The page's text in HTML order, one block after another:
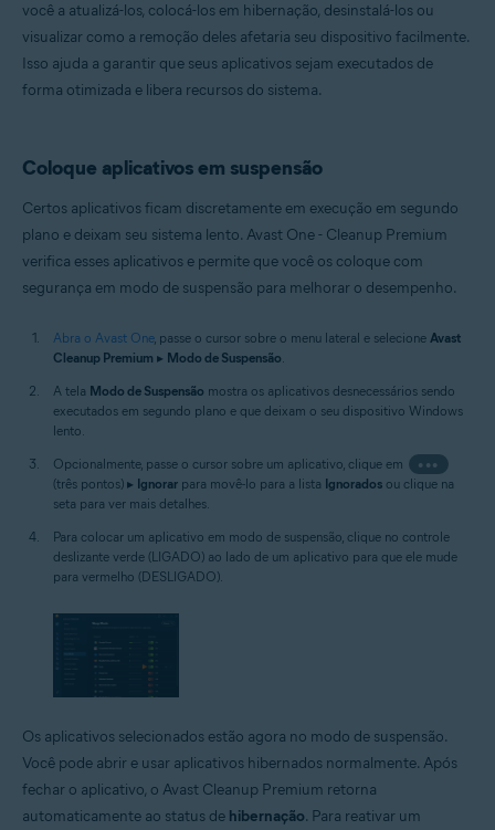
você a atualizá-los, colocá-los em hibernação, desinstalá-los ou
visualizar como a remoção deles afetaria seu dispositivo facilmente.
Isso ajuda a garantir que seus aplicativos sejam executados de
forma otimizada e libera recursos do sistema.
Coloque aplicativos em suspensão
Certos aplicativos ficam discretamente em execução em segundo
plano e deixam seu sistema lento. Avast One - Cleanup Premium
verifica esses aplicativos e permite que você os coloque com
segurança em modo de suspensão para melhorar o desempenho.
Abra o Avast One, passe o cursor sobre o menu lateral e selecione Avast
Cleanup Premium ▸ Modo de Suspensão.
A tela Modo de Suspensão mostra os aplicativos desnecessários sendo
executados em segundo plano e que deixam o seu dispositivo Windows
lento.
Opcionalmente, passe o cursor sobre um aplicativo, clique em
•••
(três pontos) ▸ Ignorar para movê-lo para a lista Ignorados ou clique na
seta para ver mais detalhes.
Para colocar um aplicativo em modo de suspensão, clique no controle
deslizante verde (LIGADO) ao lado de um aplicativo para que ele mude
para vermelho (DESLIGADO).
Os aplicativos selecionados estão agora no modo de suspensão.
Você pode abrir e usar aplicativos hibernados normalmente. Após
fechar o aplicativo, o Avast Cleanup Premium retorna
automaticamente ao status de hibernação. Para reativar um